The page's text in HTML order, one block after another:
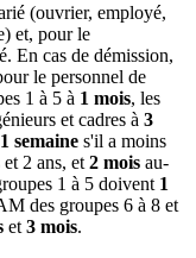
(ouvrier, employé,
et, pour le
En cas de démission,
le personnel de
1 à 5 à 1 mois, les
et cadres à 3
1 semaine s'il a moins
2 ans, et 2 mois au-
1 à 5 doivent 1
des groupes 6 à 8 et
et 3 mois.